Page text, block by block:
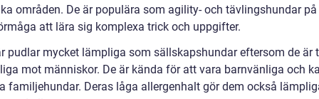
områden. De är populära som agility- och tävlingshundar
att lära sig komplexa trick och uppgifter.
pudlar mycket lämpliga som sällskapshundar eftersom de är
mot människor. De är kända för att vara barnvänliga och
familjehundar. Deras låga allergenhalt gör dem också